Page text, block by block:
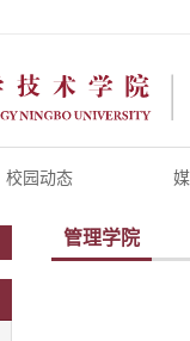
校园动态
管理学院